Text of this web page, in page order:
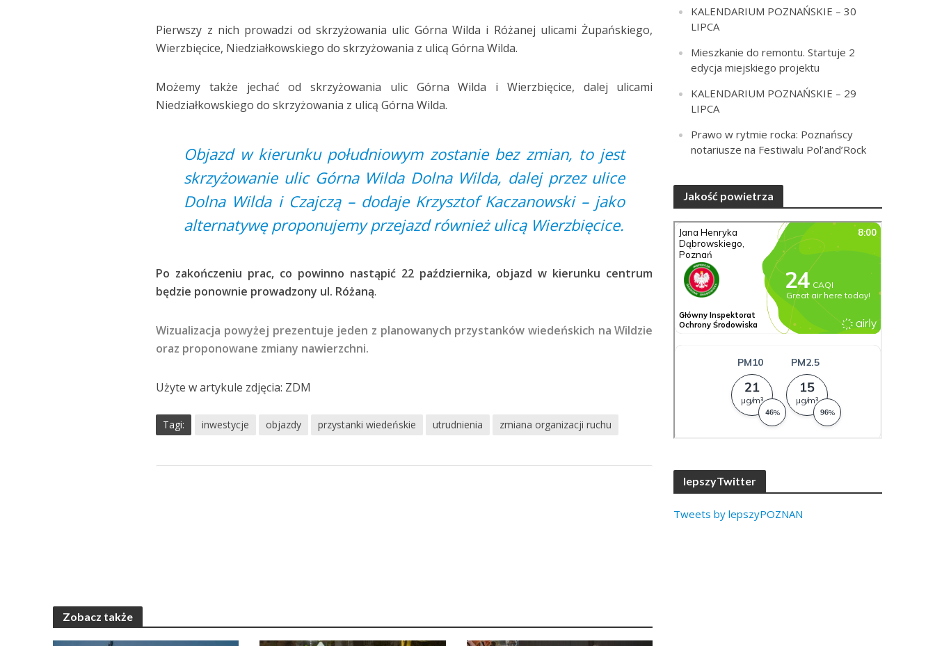
Pierwszy z nich prowadzi od skrzyżowania ulic Górna Wilda i Różanej ulicami Żupańskiego,
Wierzbięcice, Niedziałkowskiego do skrzyżowania z ulicą Górna Wilda.
Możemy także jechać od skrzyżowania ulic Górna Wilda i Wierzbięcice, dalej ulicami
Niedziałkowskiego do skrzyżowania z ulicą Górna Wilda.
Objazd w kierunku południowym zostanie bez zmian, to jest
skrzyżowanie ulic Górna Wilda Dolna Wilda, dalej przez ulice
Dolna Wilda i Czajczą – dodaje Krzysztof Kaczanowski – jako
alternatywę proponujemy przejazd również ulicą Wierzbięcice.
Po zakończeniu prac, co powinno nastąpić 22 października, objazd w kierunku centrum
będzie ponownie prowadzony ul. Różaną.
Wizualizacja powyżej prezentuje jeden z planowanych przystanków wiedeńskich na Wildzie
oraz proponowane zmiany nawierzchni.
Użyte w artykule zdjęcia: ZDM
Tagi: inwestycje objazdy przystanki wiedeńskie utrudnienia zmiana organizacji ruchu
Zobacz także
KALENDARIUM POZNAŃSKIE – 30
LIPCA
Mieszkanie do remontu. Startuje 2
edycja miejskiego projektu
KALENDARIUM POZNAŃSKIE – 29
LIPCA
Prawo w rytmie rocka: Poznańscy
notariusze na Festiwalu Pol’and’Rock
Jakość powietrza
lepszyTwitter
Tweets by lepszyPOZNAN